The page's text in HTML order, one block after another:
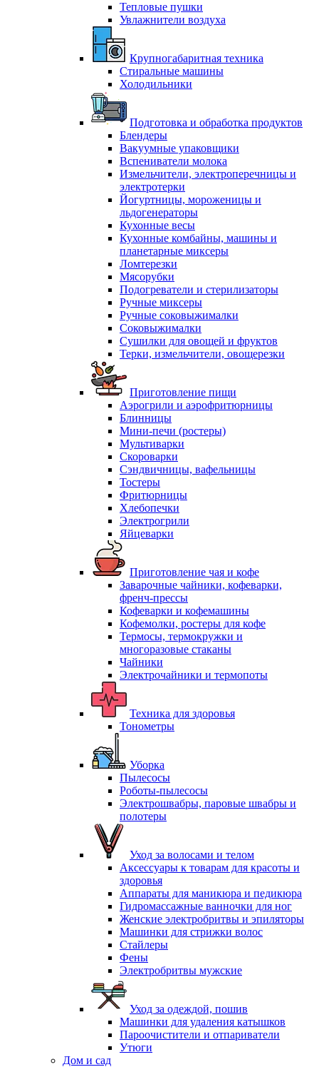
Тепловые пушки
Увлажнители воздуха
Крупногабаритная техника
Стиральные машины
Холодильники
Подготовка и обработка продуктов
Блендеры
Вакуумные упаковщики
Вспениватели молока
Измельчители, электроперечницы и
электротерки
Йогуртницы, мороженицы и
льдогенераторы
Кухонные весы
Кухонные комбайны, машины и
планетарные миксеры
Ломтерезки
Мясорубки
Подогреватели и стерилизаторы
Ручные миксеры
Ручные соковыжималки
Соковыжималки
Сушилки для овощей и фруктов
Терки, измельчители, овощерезки
Приготовление пищи
Аэрогрили и аэрофритюрницы
Блинницы
Мини-печи (ростеры)
Мультиварки
Скороварки
Сэндвичницы, вафельницы
Тостеры
Фритюрницы
Хлебопечки
Электрогрили
Яйцеварки
Приготовление чая и кофе
Заварочные чайники, кофеварки,
френч-прессы
Кофеварки и кофемашины
Кофемолки, ростеры для кофе
Термосы, термокружки и
многоразовые стаканы
Чайники
Электрочайники и термопоты
Техника для здоровья
Тонометры
Уборка
Пылесосы
Роботы-пылесосы
Электрошвабры, паровые швабры и
полотеры
Уход за волосами и телом
Аксессуары к товарам для красоты и
здоровья
Аппараты для маникюра и педикюра
Гидромассажные ванночки для ног
Женские электробритвы и эпиляторы
Машинки для стрижки волос
Стайлеры
Фены
Электробритвы мужские
Уход за одеждой, пошив
Машинки для удаления катышков
Пароочистители и отпариватели
Утюги
Дом и сад